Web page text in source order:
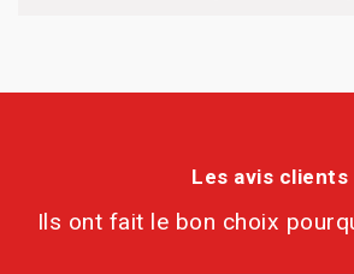
Les avis clients
Ils ont fait le bon choix